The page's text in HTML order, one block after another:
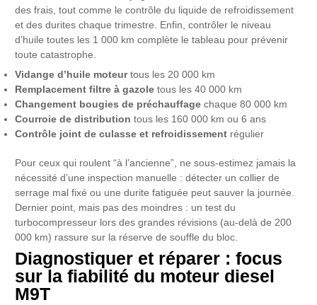
des frais, tout comme le contrôle du liquide de refroidissement
et des durites chaque trimestre. Enfin, contrôler le niveau
d’huile toutes les 1 000 km complète le tableau pour prévenir
toute catastrophe.
Vidange d’huile moteurtous les 20 000 km
Remplacement filtre à gazole tous les 40 000 km
Changement bougies de préchauffage chaque 80 000 km
Courroie de distribution tous les 160 000 km ou 6 ans
Contrôle joint de culasse et refroidissement régulier
Pour ceux qui roulent “à l’ancienne”, ne sous-estimez jamais la
nécessité d’une inspection manuelle : détecter un collier de
serrage mal fixé ou une durite fatiguée peut sauver la journée.
Dernier point, mais pas des moindres : un test du
turbocompresseur lors des grandes révisions (au-delà de 200
000 km) rassure sur la réserve de souffle du bloc.
Diagnostiquer et réparer : focus
sur la fiabilité du moteur diesel
M9T